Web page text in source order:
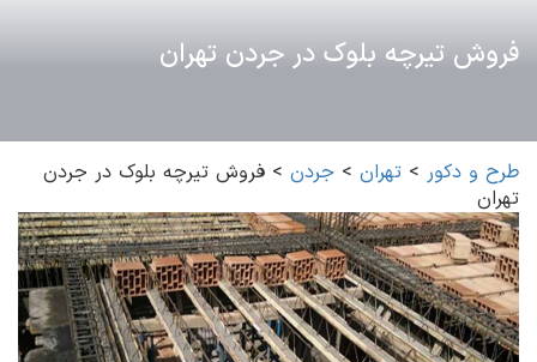
فروش تیرچه بلوک در جردن تهران
طرح و دکور > تهران > جردن > فروش تیرچه بلوک در جردن
تهران